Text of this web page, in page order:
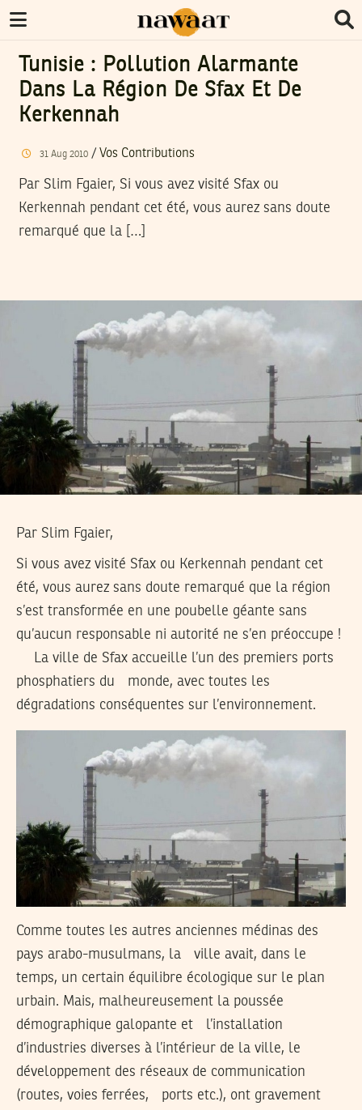
Tunisie : Pollution Alarmante
Dans La Région De Sfax Et De
Kerkennah
31 Aug 2010/ Vos Contributions
Par Slim Fgaier, Si vous avez visité Sfax ou
Kerkennah pendant cet été, vous aurez sans doute
remarqué que la […]
Par Slim Fgaier,
Si vous avez visité Sfax ou Kerkennah pendant cet
été, vous aurez sans doute remarqué que la région
s’est transformée en une poubelle géante sans
qu’aucun responsable ni autorité ne s’en préoccupe !
La ville de Sfax accueille l’un des premiers ports
phosphatiers du monde, avec toutes les
dégradations conséquentes sur l’environnement.
Comme toutes les autres anciennes médinas des
pays arabo-musulmans, la ville avait, dans le
temps, un certain équilibre écologique sur le plan
urbain. Mais, malheureusement la poussée
démographique galopante et l’installation
d’industries diverses à l’intérieur de la ville, le
développement des réseaux de communication
(routes, voies ferrées, ports etc.), ont gravement